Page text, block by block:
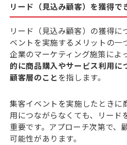
リード（見込み顧客）を獲得で
リード（見込み顧客）の獲得に
ベントを実施するメリットの一
企業のマーケティング施策によ
的に商品購入やサービス利用に
顧客層のこと を指します。
集客イベントを実施したときに
用につながらなくても、リード
重要です。アプローチ次第で、
可能性があります。